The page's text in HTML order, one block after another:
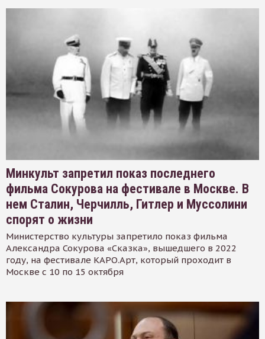
Минкульт запретил показ последнего
фильма Сокурова на фестивале в Москве. В
нем Сталин, Черчилль, Гитлер и Муссолини
спорят о жизни
Министерство культуры запретило показ фильма
Александра Сокурова «Сказка», вышедшего в 2022
году, на фестивале КАРО.Арт, который проходит в
Москве с 10 по 15 октября